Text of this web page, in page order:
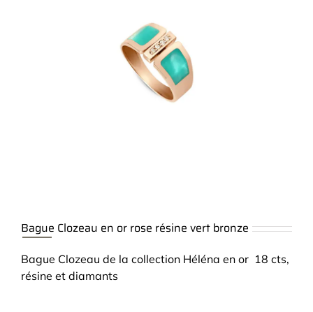
Bague Clozeau en or rose résine vert bronze
Bague Clozeau de la collection Héléna en or 18 cts,
résine et diamants